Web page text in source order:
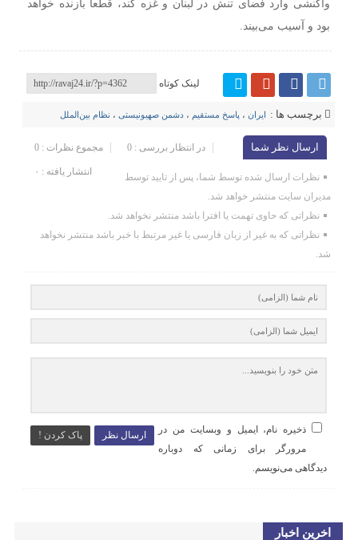
واکنشی وارد فضای تنش در لبنان و غزه کند، قطعاً بازنده خواهد
بود و آسیب می‌بیند.
لینک کوتاه
برچسب ها : ایران ، پاسخ مستقیم ،دشمن صهیونیستی ، نظام بین‌الملل
ارسال نظر شما مجموع نظرات : 0 در انتظار بررسی : 0
انتشار یافته : ۰
نظرات ارسال شده توسط شما، پس از تایید توسط
مدیران سایت منتشر خواهد شد.
نظراتی که حاوی تهمت یا افترا باشد منتشر نخواهد شد.
نظراتی که به غیر از زبان فارسی یا غیر مرتبط با خبر باشد منتشر نخواهد
شد.
ارسال نظر پاک کردن !
ذخیره نام، ایمیل و وبسایت من در
مرورگر برای زمانی که دوباره
دیدگاهی می‌نویسم.
اخرین اخبار